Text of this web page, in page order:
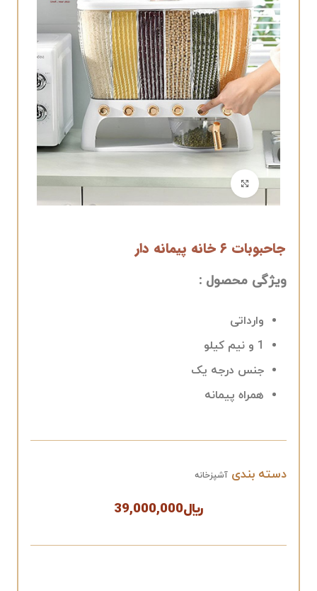
برای بزرگنمایی کلیک کنید
جاحبوبات ۶ خانه پیمانه دار
ویژگی محصول :
وارداتی
1 و نیم کیلو
جنس درجه یک
همراه پیمانه
دسته بندی آشپزخانه
﷼39,000,000